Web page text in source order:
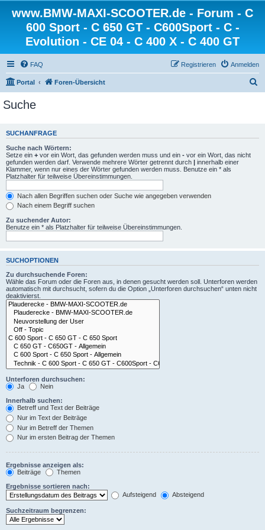
www.BMW-MAXI-SCOOTER.de - Forum - C
600 Sport - C 650 GT - C600Sport - C -
Evolution - CE 04 - C 400 X - C 400 GT
FAQ Anmelden
Registrieren
Portal Foren-Übersicht
e
Suche
SUCHANFRAGE
Suche nach Wörtern:
Setze ein + vor ein Wort, das gefunden werden muss und ein - vor ein Wort, das nicht
gefunden werden darf. Verwende mehrere Wörter getrennt durch | innerhalb einer
Klammer, wenn nur eines der Wörter gefunden werden muss. Benutze ein * als
Platzhalter für teilweise Übereinstimmungen.
Nach allen Begriffen suchen oder Suche wie angegeben verwenden
Nach einem Begriff suchen
Zu suchender Autor:
Benutze ein * als Platzhalter für teilweise Übereinstimmungen.
SUCHOPTIONEN
Zu durchsuchende Foren:
Wähle das Forum oder die Foren aus, in denen gesucht werden soll. Unterforen werden
automatisch mit durchsucht, sofern du die Option „Unterforen durchsuchen“ unten nicht
deaktivierst.
Unterforen durchsuchen:
Ja
Nein
Innerhalb suchen:
Betreff und Text der Beiträge
Nur im Text der Beiträge
Nur im Betreff der Themen
Nur im ersten Beitrag der Themen
Ergebnisse anzeigen als:
Beiträge
Themen
Ergebnisse sortieren nach:
Aufsteigend
Absteigend
Suchzeitraum begrenzen: